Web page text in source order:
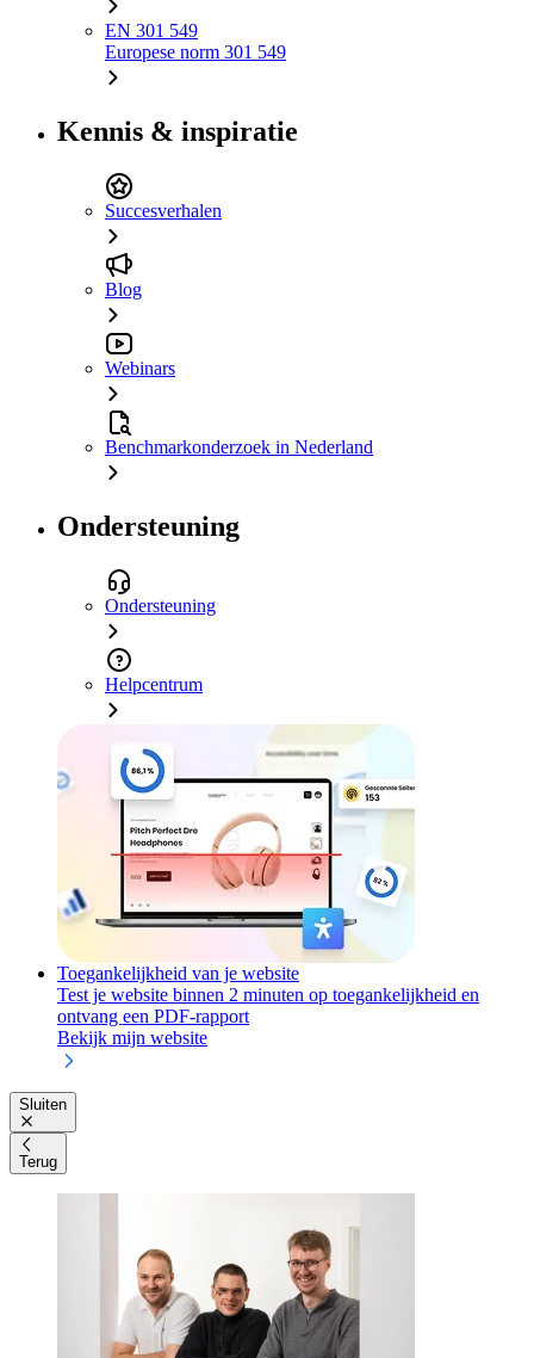
EN 301 549
Europese norm 301 549
Kennis & inspiratie
Succesverhalen
Blog
Webinars
Benchmarkonderzoek in Nederland
Ondersteuning
Ondersteuning
Helpcentrum
Toegankelijkheid van je website
Test je website binnen 2 minuten op toegankelijkheid en
ontvang een PDF-rapport
Bekijk mijn website
Sluiten
Terug